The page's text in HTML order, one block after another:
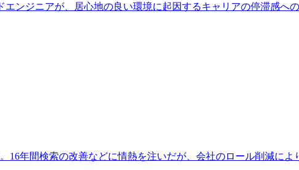
ンジニアが、居心地の良い環境に起因するキャリアの停滞感へ
16年間検索の改善などに情熱を注いだが、会社のロール削減に